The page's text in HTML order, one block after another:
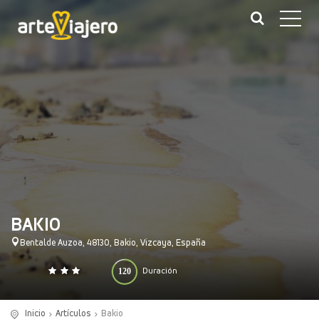
BAKIO
Bentalde Auzoa, 48130, Bakio, Vizcaya, España
Duración
120
0 140
Inicio Artículos Bakio